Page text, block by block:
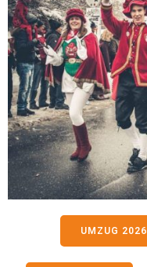
UMZUG 2026